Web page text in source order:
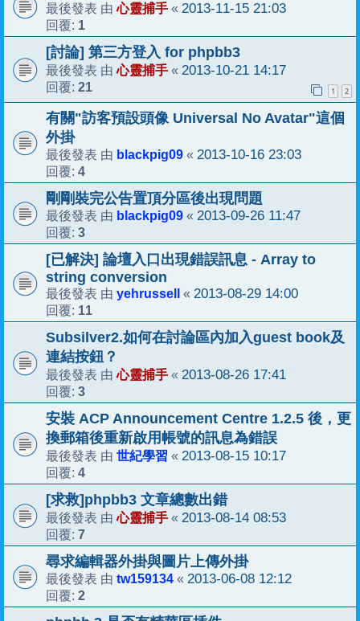
最後發表 由心靈捕手 « 2013-11-15 21:03
回覆: 1
[討論] 第三方登入 for phpbb3
最後發表 由心靈捕手 « 2013-10-21 14:17
回覆: 21 1 2
有關"訪客預設頭像 Universal No Avatar"這個
外掛
最後發表 由 blackpig09 « 2013-10-16 23:03
回覆: 4
剛剛裝完公告置頂分區後出現問題
最後發表 由 blackpig09 « 2013-09-26 11:47
回覆: 3
[已解決] 論壇入口出現錯誤訊息 - Array to
string conversion
最後發表 由 yehrussell « 2013-08-29 14:00
回覆: 11
Subsilver2.如何在討論區內加入guest book及
連結按鈕？
最後發表 由心靈捕手 « 2013-08-26 17:41
回覆: 3
安裝 ACP Announcement Centre 1.2.5 後，更
換郵箱後重新啟用帳號的訊息為錯誤
最後發表 由 世紀學習 « 2013-08-15 10:17
回覆: 4
[求救]phpbb3 文章總數出錯
最後發表 由心靈捕手 « 2013-08-14 08:53
回覆: 7
尋求編輯器外掛與圖片上傳外掛
最後發表 由 tw159134 « 2013-06-08 12:12
回覆: 2